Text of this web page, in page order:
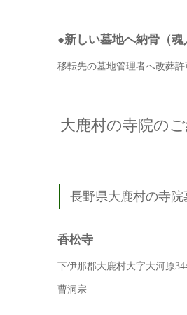
●新しい墓地へ納骨（魂
移転先の墓地管理者へ改葬許
大鹿村の寺院の
長野県大鹿村の寺
香松寺
下伊那郡大鹿村大字大河原
曹洞宗